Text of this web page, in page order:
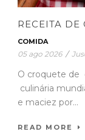
RECEITA DE
COMIDA
05 ago 2026 /
O croquete de
culinária
e maciez por...
READ MORE